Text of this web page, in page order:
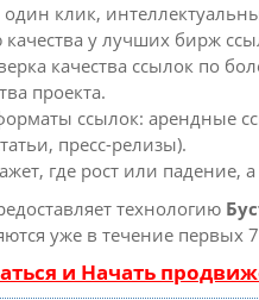
клик,
у лучших бирж
качества ссылок по
проекта.
ссылок: арендные
пресс-релизы).
где рост или падение,
технологию
уже в течение первых
и Начать